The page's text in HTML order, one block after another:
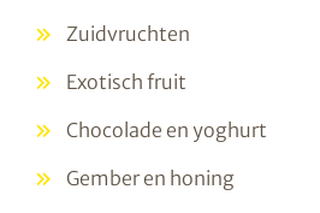
Zuidvruchten
Exotisch fruit
Chocolade en yoghurt
Gember en honing